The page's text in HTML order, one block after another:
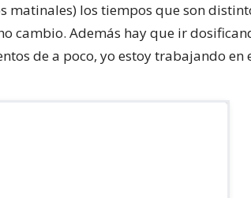
matinales) los tiempos que son
cambio. Además hay que ir
de a poco, yo estoy trabajando en